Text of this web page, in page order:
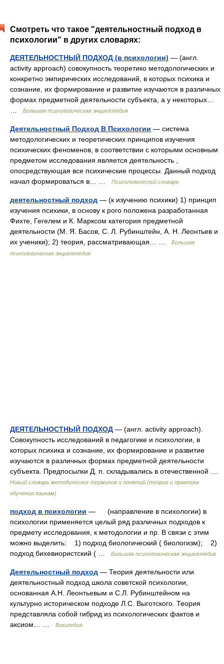
Смотреть что такое "деятельностный подход в
психологии" в других словарях:
ДЕЯТЕЛЬНОСТНЫЙ ПОДХОД (в психологии) — (англ.
activity approach) совокупность теоретико методологических и
конкретно эмпирических исследований, в которых психика и
сознание, их формирование и развитие изучаются в различных
формах предметной деятельности субъекта, а у некоторых…
Большая психологическая энциклопедия
Деятельностный Подход В Психологии — система
методологических и теоретических принципов изучения
психических феноменов, в соответствии с которыми основным
предметом исследования является деятельность ,
опосредствующая все психические процессы. Данный подход
начал формироваться в… …
Психологический словарь
деятельностный подход — (к изучению психики) 1) принцип
изучения психики, в основу к рого положена разработанная
Фихте, Гегелем и К. Марксом категория предметной
деятельности (М. Я. Басов, С. Л. Рубинштейн, А. Н. Леонтьев и
их ученики); 2) теория, рассматривающая… …
Большая
психологическая энциклопедия
ДЕЯТЕЛЬНОСТНЫЙ ПОДХОД — (англ. activity approach).
Совокупность исследований в педагогике и психологии, в
которых психика и сознание, их формирование и развитие
изучаются в различных формах предметной деятельности
субъекта. Предпосылки Д. п. складывались в отечественной …
Новый словарь методических терминов и понятий (теория и практика
обучения языкам)
подход в психологии — (направление в психологии) в
психологии применяется целый ряд различных подходов к
предмету исследования, к методологии и пр. В связи с этим
можно выделить: 1) подход биологический ( биологизм); 2)
подход бихевиористский ( …
Большая психологическая энциклопедия
Деятельностный подход — Теория деятельности или
деятельностный подход школа советской психологии,
основанная А.Н. Леонтьевым и С.Л. Рубинштейном на
культурно историческом подходе Л.С. Выготского. Теория
представляла собой гибрид из психологических фактов и
аксиом… …
Википедия